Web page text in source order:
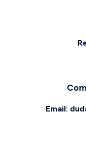
Email: